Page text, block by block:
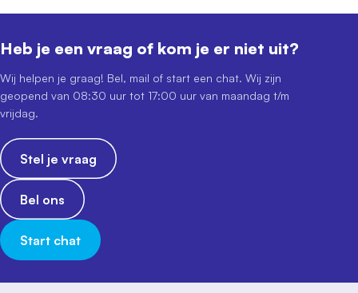
Heb je een vraag of kom je er niet uit?
Wij helpen je graag! Bel, mail of start een chat. Wij zijn
geopend van 08:30 uur tot 17:00 uur van maandag t/m
vrijdag.
Stel je vraag
Bel ons
Start chat